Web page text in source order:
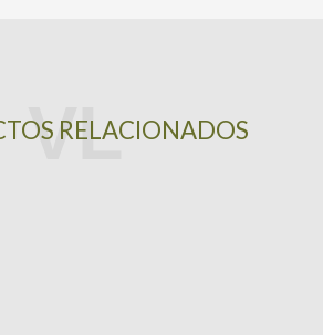
RELACIONADOS